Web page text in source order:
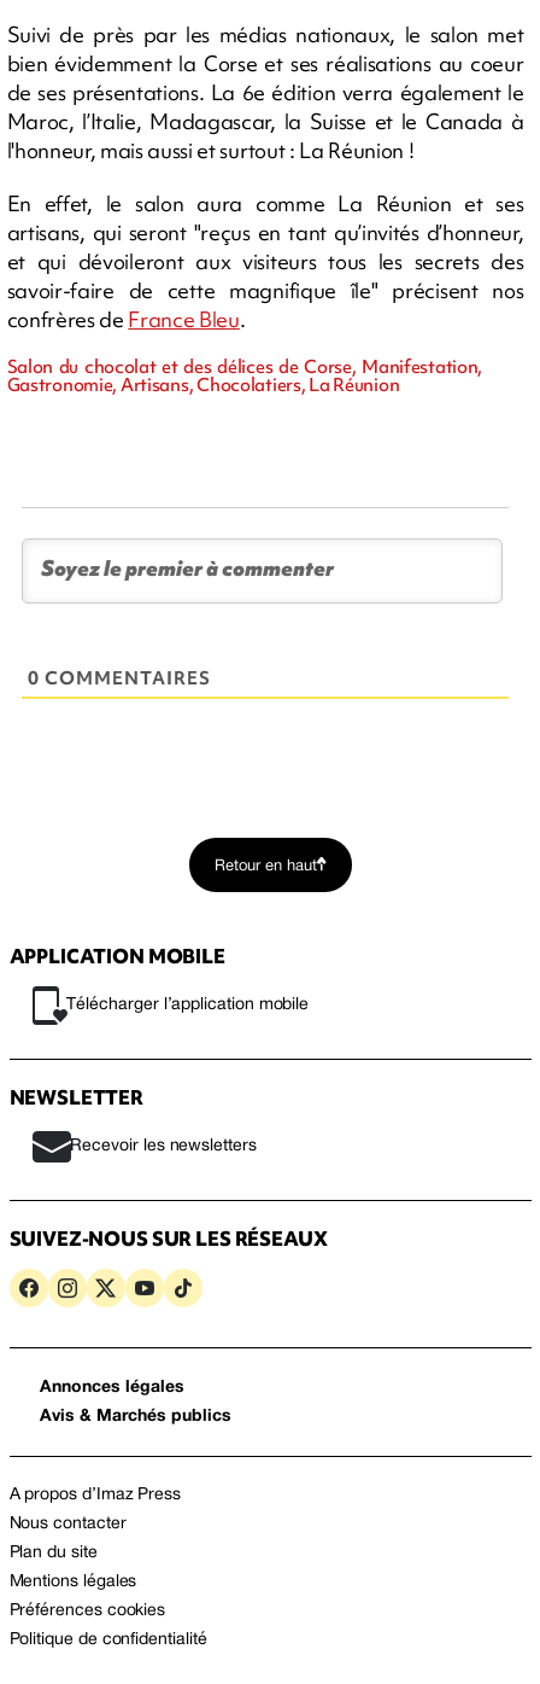
Suivi de près par les médias nationaux, le salon met
bien évidemment la Corse et ses réalisations au coeur
de ses présentations. La 6e édition verra également le
Maroc, l’Italie, Madagascar, la Suisse et le Canada à
l'honneur, mais aussi et surtout : La Réunion !
En effet, le salon aura comme La Réunion et ses
artisans, qui seront "reçus en tant qu’invités d’honneur,
et qui dévoileront aux visiteurs tous les secrets des
savoir-faire de cette magnifique île" précisent nos
confrères de France Bleu.
Salon du chocolat et des délices de Corse, Manifestation,
Gastronomie, Artisans, Chocolatiers, La Réunion
0 COMMENTAIRES
Retour en haut
APPLICATION MOBILE
Télécharger l’application mobile
NEWSLETTER
Recevoir les newsletters
SUIVEZ-NOUS SUR LES RÉSEAUX
Annonces légales
Avis & Marchés publics
A propos d’Imaz Press
Nous contacter
Plan du site
Mentions légales
Préférences cookies
Politique de confidentialité